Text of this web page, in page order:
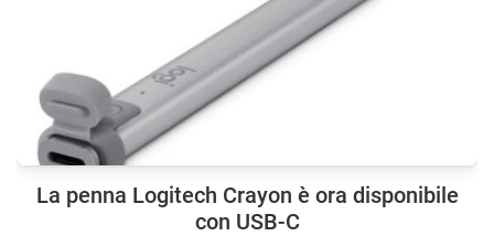
La penna Logitech Crayon è ora disponibile
con USB-C